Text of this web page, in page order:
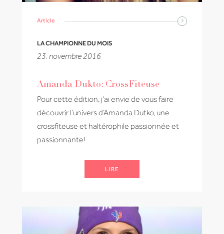
Article
LA CHAMPIONNE DU MOIS
23. novembre 2016
Amanda Dukto: CrossFiteuse
Pour cette édition, j’ai envie de vous faire
découvrir l’univers d’Amanda Dutko, une
crossfiteuse et haltérophile passionnée et
passionnante!
LIRE